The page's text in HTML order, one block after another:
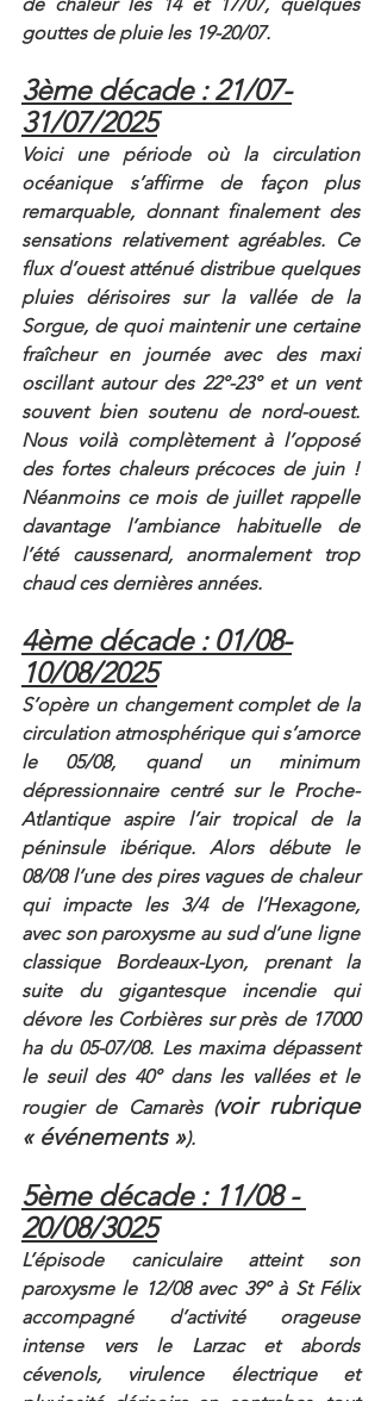
gouttes de pluie les 19-20/07.
3ème décade : 21/07-
31/07/2025
Voici une période où la circulation
océanique s’affirme de façon plus
remarquable, donnant finalement des
sensations relativement agréables. Ce
flux d’ouest atténué distribue quelques
pluies dérisoires sur la vallée de la
Sorgue, de quoi maintenir une certaine
fraîcheur en journée avec des maxi
oscillant autour des 22°-23° et un vent
souvent bien soutenu de nord-ouest.
Nous voilà complètement à l’opposé
des fortes chaleurs précoces de juin !
Néanmoins ce mois de juillet rappelle
davantage l’ambiance habituelle de
l’été caussenard, anormalement trop
chaud ces dernières années.
4ème décade : 01/08-
10/08/2025
S’opère un changement complet de la
circulation atmosphérique qui s’amorce
le 05/08, quand un minimum
dépressionnaire centré sur le Proche-
Atlantique aspire l’air tropical de la
péninsule ibérique. Alors débute le
08/08 l’une des pires vagues de chaleur
qui impacte les 3/4 de l’Hexagone,
avec son paroxysme au sud d’une ligne
classique Bordeaux-Lyon, prenant la
suite du gigantesque incendie qui
dévore les Corbières sur près de 17000
ha du 05-07/08. Les maxima dépassent
le seuil des 40° dans les vallées et le
rougier de Camarès (voir rubrique
« événements »).
5ème décade : 11/08 -
20/08/3025
L’épisode caniculaire atteint son
paroxysme le 12/08 avec 39° à St Félix
accompagné d’activité orageuse
intense vers le Larzac et abords
cévenols, virulence électrique et